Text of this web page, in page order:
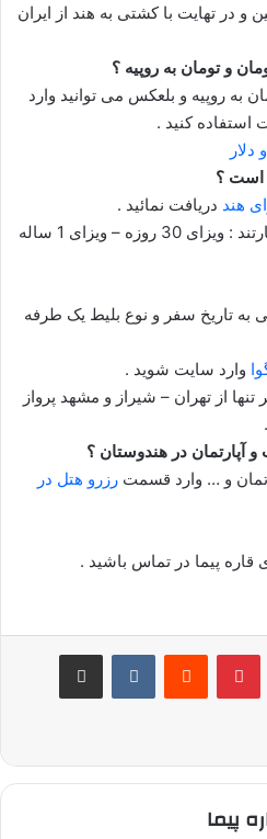
و در تهایت با کشتی به هند از ایران
و تومان به روپیه ؟
به روپیه و بلعکس می توانید وارد
کنید .
دلار
است ؟
هند دریافت نمائید .
انواع ویزا های توریستی هند عبارتند : ویزای 30 روزه – ویزای 1 ساله
به تاریخ سفر و نوع بلیط یک طرفه
وارد سایت شوید .
از تهران – شیراز و مشهد پرواز
آپارتمان در هندوستان ؟
و … وارد قسمت رزرو هتل در
قاره پیما در تماس باشید .
‫پین‌ترست‫رددیت ‫VKontakteاشتراک گذاری از طریق ایمیل
پیما